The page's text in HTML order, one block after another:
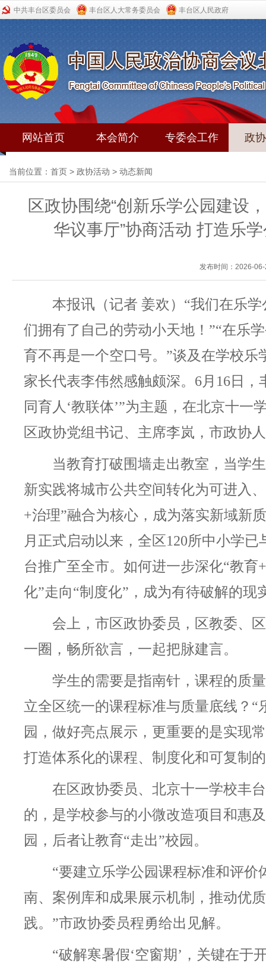
中共丰台区委员会 丰台区人大常务委员会 丰台区人民政府
网站首页 本会简介 专委会工作 政
当前位置： 首页 > 政协活动 > 动态新闻
区政协围绕“创新乐学公园建设
华议事厅”协商活动 打造乐
发布时间：2026-
本报讯（记者 姜欢） “我们在乐
们拥有了自己的劳动小天地！”“在乐
育不再是一个空口号。”谈及在学校
家长代表李伟然感触颇深。6月16日
同育人‘教联体’”为主题，在北京十
区政协党组书记、主席李岚，市政协
当教育打破围墙走出教室，当学
新实践将城市公共空间转化为可进入
+治理”融合为核心，成为落实新域新
月正式启动以来，全区120所中小学
台推广至全市。如何进一步深化“教
化”走向“制度化”，成为有待破解的现
会上，市区政协委员，区教委、
一圈，畅所欲言，一起把脉建言。
学生的需要是指南针，课程的质
立全区统一的课程标准与质量底线？ “
园，做好亮点展示，更重要的是实现
打造体系化的课程、制度化和可复制
在区政协委员、北京十一学校丰
的，是学校参与的小微改造项目和惠
园，后者让教育“走出”校园。
“要建立乐学公园课程标准和评
南、案例库和成果展示机制，推动优
践。”市政协委员程勇给出见解。
“破解寒暑假‘空窗期’，关键在